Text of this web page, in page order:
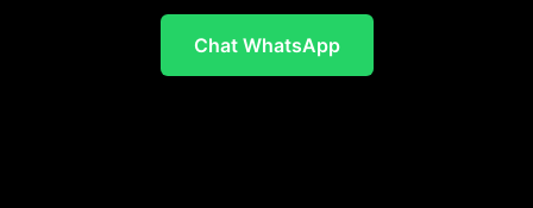
Chat WhatsApp